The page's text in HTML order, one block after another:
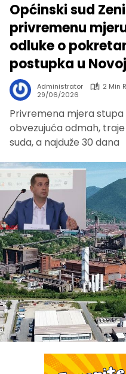
Općinski sud
privremenu
odluke o
postupka u
Administrator
2 Min
29/06/2026
Privremena mjera stupa
obvezujuća odmah,
suda, a najduže 30 dana